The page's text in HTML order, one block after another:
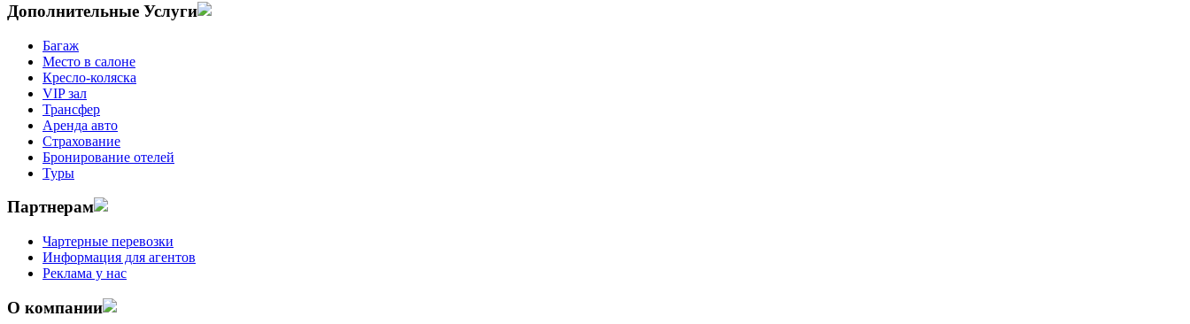
Дополнительные Услуги
Багаж
Место в салоне
Кресло-коляска
VIP зал
Трансфер
Аренда авто
Страхование
Бронирование отелей
Туры
Партнерам
Чартерные перевозки
Информация для агентов
Реклама у нас
О компании